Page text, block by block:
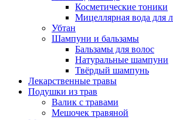
Косметические тоники
Мицеллярная вода для
Убтан
Шампуни и бальзамы
Бальзамы для волос
Натуральные шампуни
Твёрдый шампунь
Лекарственные травы
Подушки из трав
Валик с травами
Мешочек травяной